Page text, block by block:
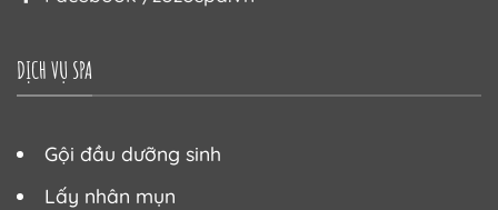
DỊCH VỤ SPA
Gội đầu dưỡng sinh
Lấy nhân mụn